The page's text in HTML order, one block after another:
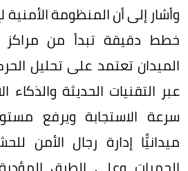
وأشار إلى أن المنظومة الأمنية
خطط دقيقة تبدأ من مراكز
الميدان تعتمد على تحليل
عبر التقنيات الحديثة والذكاء
سرعة الاستجابة ويرفع
ميدانيًّا إدارة رجال الأمن